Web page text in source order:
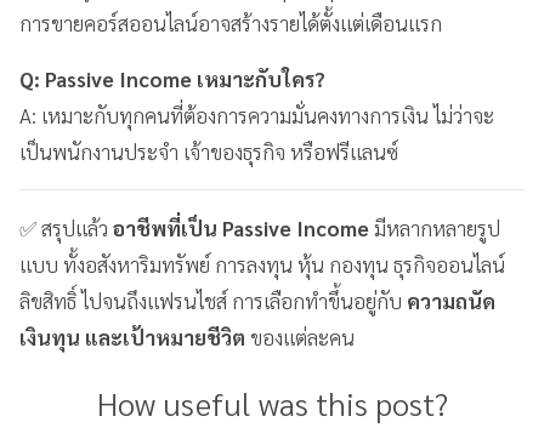
การขายคอร์สออนไลน์อาจสร้างรายได้ตั้งแต่เดือนแรก
Q: Passive Income เหมาะกับใคร?
A: เหมาะกับทุกคนที่ต้องการความมั่นคงทางการเงิน ไม่ว่าจะ
เป็นพนักงานประจำ เจ้าของธุรกิจ หรือฟรีแลนซ์
✅ สรุปแล้ว อาชีพที่เป็น Passive Incomeมีหลากหลายรูป
แบบ ทั้งอสังหาริมทรัพย์ การลงทุน หุ้น กองทุน ธุรกิจออนไลน์
ลิขสิทธิ์ ไปจนถึงแฟรนไชส์ การเลือกทำขึ้นอยู่กับ ความถนัด
เงินทุน และเป้าหมายชีวิต ของแต่ละคน
How useful was this post?